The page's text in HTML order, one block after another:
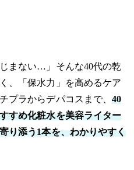
まない…」そんな40代の乾
、「保水力」を高めるケア
プラからデパコスまで、 40
すめ化粧水を美容ライター
り添う1本を、わかりやすく